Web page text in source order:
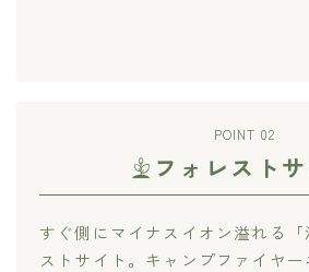
POINT 02
フォレスト
すぐ側にマイナスイオン溢れる
ストサイト。キャンプファイヤ